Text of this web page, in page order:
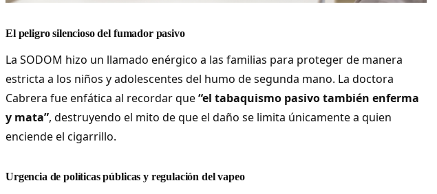
El peligro silencioso del fumador pasivo
La SODOM hizo un llamado enérgico a las familias para proteger de manera
estricta a los niños y adolescentes del humo de segunda mano. La doctora
Cabrera fue enfática al recordar que“el tabaquismo pasivo también enferma
y mata”, destruyendo el mito de que el daño se limita únicamente a quien
enciende el cigarrillo.
Urgencia de políticas públicas y regulación del vapeo